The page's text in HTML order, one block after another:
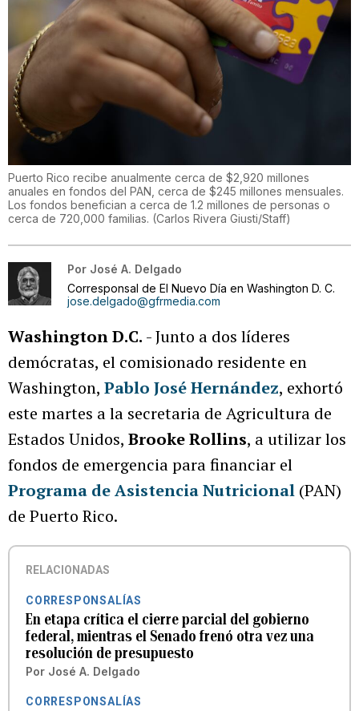
Puerto Rico recibe anualmente cerca de $2,920 millones
anuales en fondos del PAN, cerca de $245 millones mensuales.
Los fondos benefician a cerca de 1.2 millones de personas o
cerca de 720,000 familias. (Carlos Rivera Giusti/Staff)
Por José A. Delgado
Corresponsal de El Nuevo Día en Washington D. C.
jose.delgado@gfrmedia.com
Washington D.C. - Junto a dos líderes
demócratas, el comisionado residente en
Washington, Pablo José Hernández, exhortó
este martes a la secretaria de Agricultura de
Estados Unidos, Brooke Rollins, a utilizar los
fondos de emergencia para financiar el
Programa de Asistencia Nutricional (PAN)
de Puerto Rico.
RELACIONADAS
CORRESPONSALÍAS
En etapa crítica el cierre parcial del gobierno
federal, mientras el Senado frenó otra vez una
resolución de presupuesto
Por José A. Delgado
CORRESPONSALÍAS